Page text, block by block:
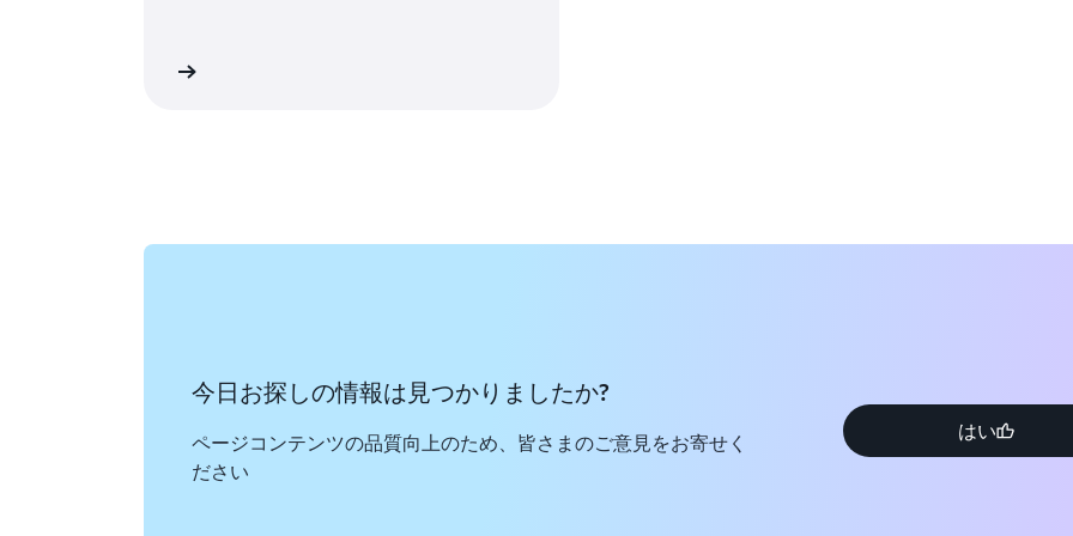
今日お探しの情報は見つかりましたか?
ページコンテンツの品質向上のため、皆さまのご意見をお寄せく
ださい
はい